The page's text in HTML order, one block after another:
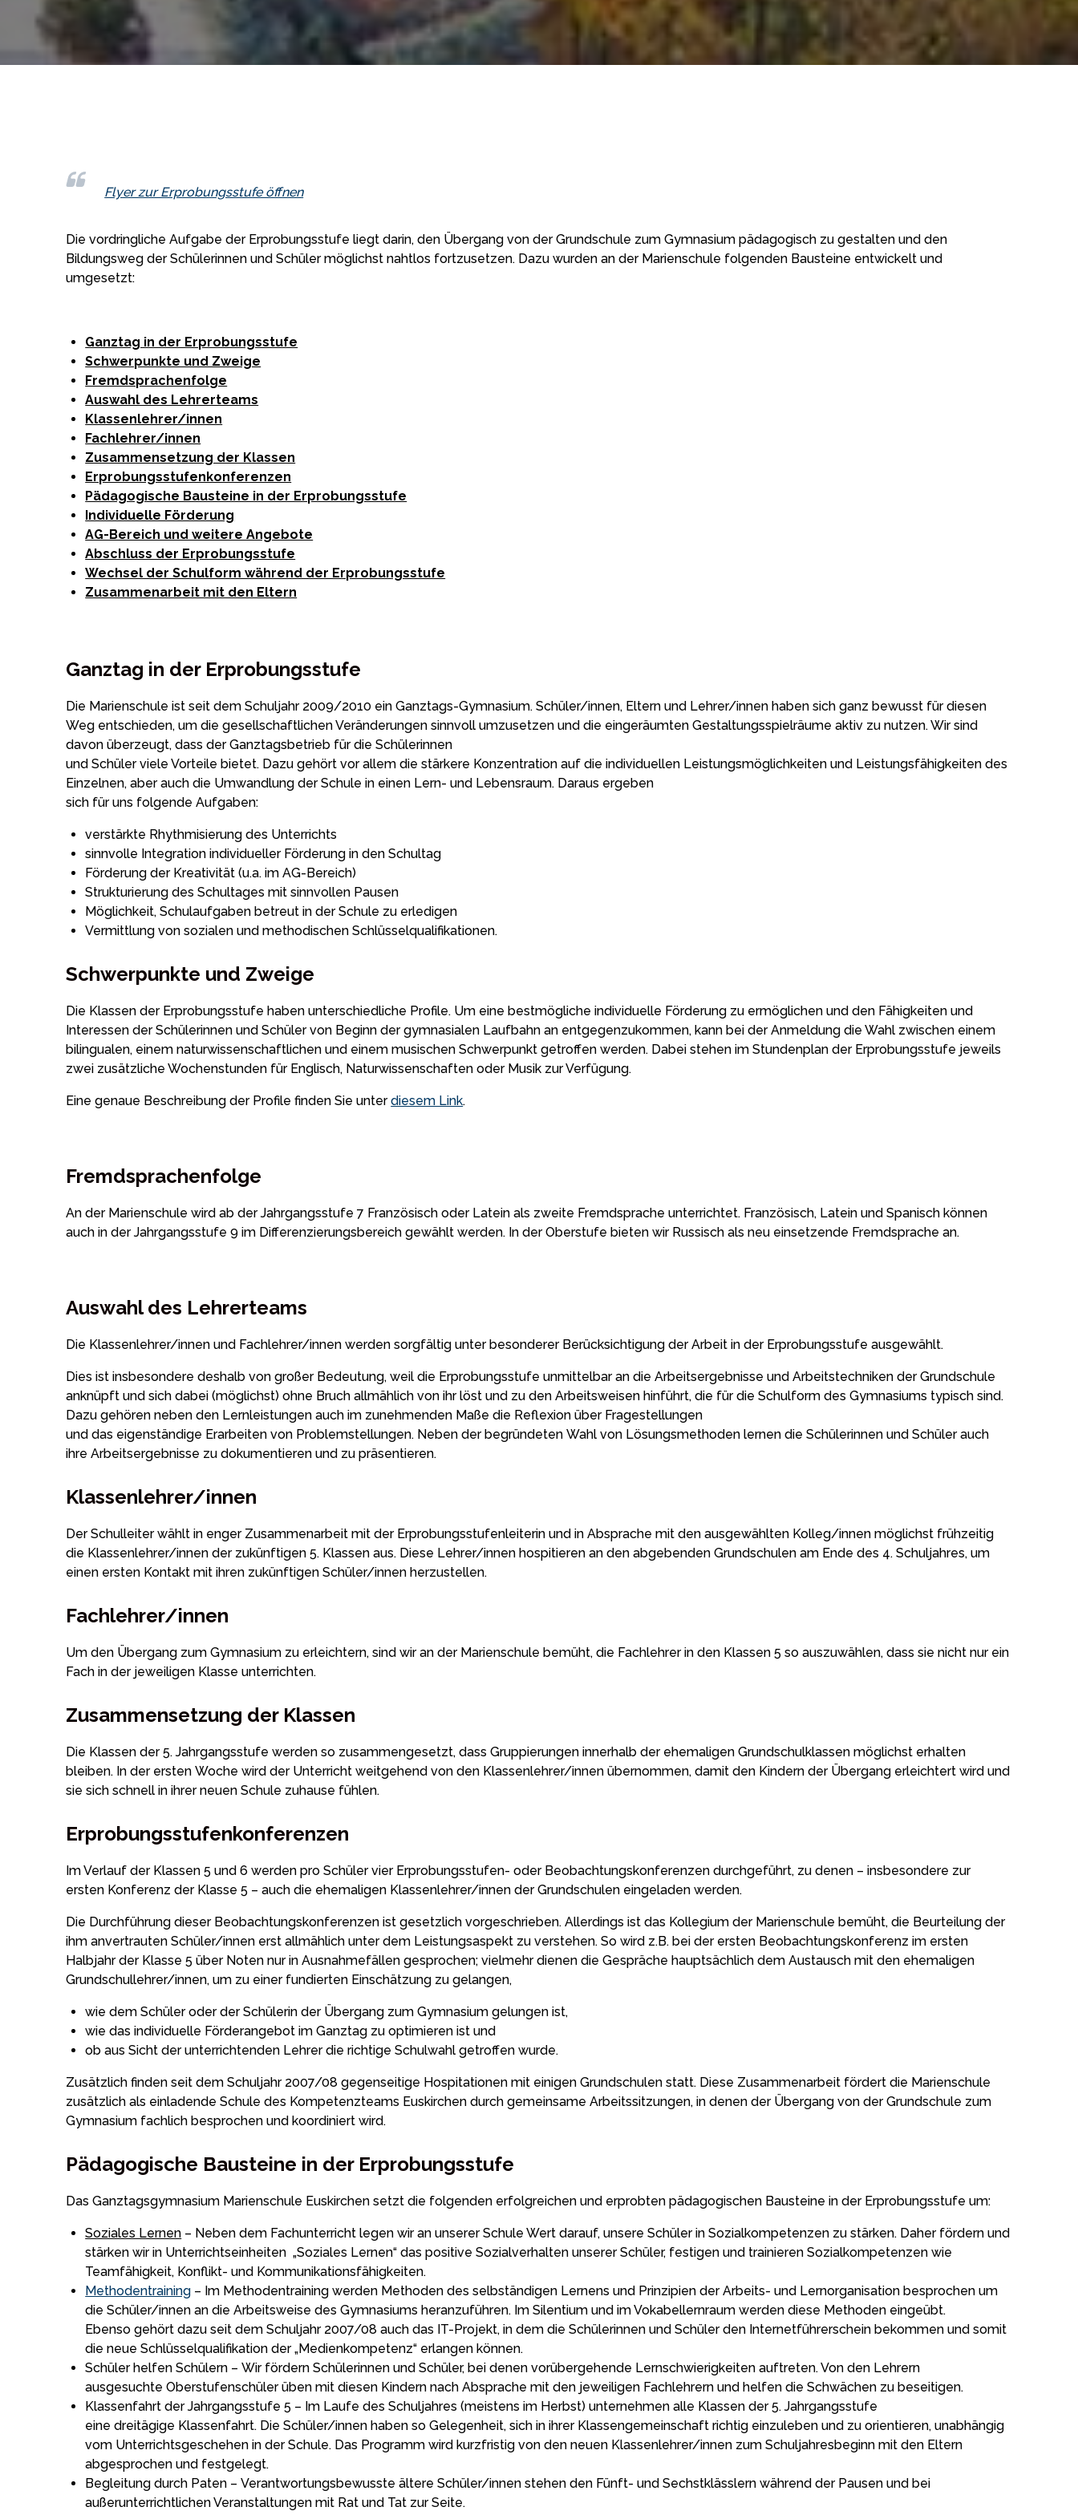
Flyer zur Erprobungsstufe öffnen
Die vordringliche Aufgabe der Erprobungsstufe liegt darin, den Übergang von der Grundschule zum Gymnasium pädagogisch zu gestalten und den
Bildungsweg der Schülerinnen und Schüler möglichst nahtlos fortzusetzen. Dazu wurden an der Marienschule folgenden Bausteine entwickelt und
umgesetzt:
Ganztag in der Erprobungsstufe
Schwerpunkte und Zweige
Fremdsprachenfolge
Auswahl des Lehrerteams
Klassenlehrer/innen
Fachlehrer/innen
Zusammensetzung der Klassen
Erprobungsstufenkonferenzen
Pädagogische Bausteine in der Erprobungsstufe
Individuelle Förderung
AG-Bereich und weitere Angebote
Abschluss der Erprobungsstufe
Wechsel der Schulform während der Erprobungsstufe
Zusammenarbeit mit den Eltern
Ganztag in der Erprobungsstufe
Die Marienschule ist seit dem Schuljahr 2009/2010 ein Ganztags-Gymnasium. Schüler/innen, Eltern und Lehrer/innen haben sich ganz bewusst für diesen
Weg entschieden, um die gesellschaftlichen Veränderungen sinnvoll umzusetzen und die eingeräumten Gestaltungsspielräume aktiv zu nutzen. Wir sind
davon überzeugt, dass der Ganztagsbetrieb für die Schülerinnen
und Schüler viele Vorteile bietet. Dazu gehört vor allem die stärkere Konzentration auf die individuellen Leistungsmöglichkeiten und Leistungsfähigkeiten des
Einzelnen, aber auch die Umwandlung der Schule in einen Lern- und Lebensraum. Daraus ergeben
sich für uns folgende Aufgaben:
verstärkte Rhythmisierung des Unterrichts
sinnvolle Integration individueller Förderung in den Schultag
Förderung der Kreativität (u.a. im AG-Bereich)
Strukturierung des Schultages mit sinnvollen Pausen
Möglichkeit, Schulaufgaben betreut in der Schule zu erledigen
Vermittlung von sozialen und methodischen Schlüsselqualifikationen.
Schwerpunkte und Zweige
Die Klassen der Erprobungsstufe haben unterschiedliche Profile. Um eine bestmögliche individuelle Förderung zu ermöglichen und den Fähigkeiten und
Interessen der Schülerinnen und Schüler von Beginn der gymnasialen Laufbahn an entgegenzukommen, kann bei der Anmeldung die Wahl zwischen einem
bilingualen, einem naturwissenschaftlichen und einem musischen Schwerpunkt getroffen werden. Dabei stehen im Stundenplan der Erprobungsstufe jeweils
zwei zusätzliche Wochenstunden für Englisch, Naturwissenschaften oder Musik zur Verfügung.
Eine genaue Beschreibung der Profile finden Sie unterdiesem Link.
Fremdsprachenfolge
An der Marienschule wird ab der Jahrgangsstufe 7 Französisch oder Latein als zweite Fremdsprache unterrichtet. Französisch, Latein und Spanisch können
auch in der Jahrgangsstufe 9 im Differenzierungsbereich gewählt werden. In der Oberstufe bieten wir Russisch als neu einsetzende Fremdsprache an.
Auswahl des Lehrerteams
Die Klassenlehrer/innen und Fachlehrer/innen werden sorgfältig unter besonderer Berücksichtigung der Arbeit in der Erprobungsstufe ausgewählt.
Dies ist insbesondere deshalb von großer Bedeutung, weil die Erprobungsstufe unmittelbar an die Arbeitsergebnisse und Arbeitstechniken der Grundschule
anknüpft und sich dabei (möglichst) ohne Bruch allmählich von ihr löst und zu den Arbeitsweisen hinführt, die für die Schulform des Gymnasiums typisch sind.
Dazu gehören neben den Lernleistungen auch im zunehmenden Maße die Reflexion über Fragestellungen
und das eigenständige Erarbeiten von Problemstellungen. Neben der begründeten Wahl von Lösungsmethoden lernen die Schülerinnen und Schüler auch
ihre Arbeitsergebnisse zu dokumentieren und zu präsentieren.
Klassenlehrer/innen
Der Schulleiter wählt in enger Zusammenarbeit mit der Erprobungsstufenleiterin und in Absprache mit den ausgewählten Kolleg/innen möglichst frühzeitig
die Klassenlehrer/innen der zukünftigen 5. Klassen aus. Diese Lehrer/innen hospitieren an den abgebenden Grundschulen am Ende des 4. Schuljahres, um
einen ersten Kontakt mit ihren zukünftigen Schüler/innen herzustellen.
Fachlehrer/innen
Um den Übergang zum Gymnasium zu erleichtern, sind wir an der Marienschule bemüht, die Fachlehrer in den Klassen 5 so auszuwählen, dass sie nicht nur ein
Fach in der jeweiligen Klasse unterrichten.
Zusammensetzung der Klassen
Die Klassen der 5. Jahrgangsstufe werden so zusammengesetzt, dass Gruppierungen innerhalb der ehemaligen Grundschulklassen möglichst erhalten
bleiben. In der ersten Woche wird der Unterricht weitgehend von den Klassenlehrer/innen übernommen, damit den Kindern der Übergang erleichtert wird und
sie sich schnell in ihrer neuen Schule zuhause fühlen.
Erprobungsstufenkonferenzen
Im Verlauf der Klassen 5 und 6 werden pro Schüler vier Erprobungsstufen- oder Beobachtungskonferenzen durchgeführt, zu denen – insbesondere zur
ersten Konferenz der Klasse 5 – auch die ehemaligen Klassenlehrer/innen der Grundschulen eingeladen werden.
Die Durchführung dieser Beobachtungskonferenzen ist gesetzlich vorgeschrieben. Allerdings ist das Kollegium der Marienschule bemüht, die Beurteilung der
ihm anvertrauten Schüler/innen erst allmählich unter dem Leistungsaspekt zu verstehen. So wird z.B. bei der ersten Beobachtungskonferenz im ersten
Halbjahr der Klasse 5 über Noten nur in Ausnahmefällen gesprochen; vielmehr dienen die Gespräche hauptsächlich dem Austausch mit den ehemaligen
Grundschullehrer/innen, um zu einer fundierten Einschätzung zu gelangen,
wie dem Schüler oder der Schülerin der Übergang zum Gymnasium gelungen ist,
wie das individuelle Förderangebot im Ganztag zu optimieren ist und
ob aus Sicht der unterrichtenden Lehrer die richtige Schulwahl getroffen wurde.
Zusätzlich finden seit dem Schuljahr 2007/08 gegenseitige Hospitationen mit einigen Grundschulen statt. Diese Zusammenarbeit fördert die Marienschule
zusätzlich als einladende Schule des Kompetenzteams Euskirchen durch gemeinsame Arbeitssitzungen, in denen der Übergang von der Grundschule zum
Gymnasium fachlich besprochen und koordiniert wird.
Pädagogische Bausteine in der Erprobungsstufe
Das Ganztagsgymnasium Marienschule Euskirchen setzt die folgenden erfolgreichen und erprobten pädagogischen Bausteine in der Erprobungsstufe um:
Soziales Lernen – Neben dem Fachunterricht legen wir an unserer Schule Wert darauf, unsere Schüler in Sozialkompetenzen zu stärken. Daher fördern und
stärken wir in Unterrichtseinheiten „Soziales Lernen“ das positive Sozialverhalten unserer Schüler, festigen und trainieren Sozialkompetenzen wie
Teamfähigkeit, Konflikt- und Kommunikationsfähigkeiten.
Methodentraining – Im Methodentraining werden Methoden des selbständigen Lernens und Prinzipien der Arbeits- und Lernorganisation besprochen um
die Schüler/innen an die Arbeitsweise des Gymnasiums heranzuführen. Im Silentium und im Vokabellernraum werden diese Methoden eingeübt.
Ebenso gehört dazu seit dem Schuljahr 2007/08 auch das IT-Projekt, in dem die Schülerinnen und Schüler den Internetführerschein bekommen und somit
die neue Schlüsselqualifikation der „Medienkompetenz“ erlangen können.
Schüler helfen Schülern – Wir fördern Schülerinnen und Schüler, bei denen vorübergehende Lernschwierigkeiten auftreten. Von den Lehrern
ausgesuchte Oberstufenschüler üben mit diesen Kindern nach Absprache mit den jeweiligen Fachlehrern und helfen die Schwächen zu beseitigen.
Klassenfahrt der Jahrgangsstufe 5 – Im Laufe des Schuljahres (meistens im Herbst) unternehmen alle Klassen der 5. Jahrgangsstufe
eine dreitägige Klassenfahrt. Die Schüler/innen haben so Gelegenheit, sich in ihrer Klassengemeinschaft richtig einzuleben und zu orientieren, unabhängig
vom Unterrichtsgeschehen in der Schule. Das Programm wird kurzfristig von den neuen Klassenlehrer/innen zum Schuljahresbeginn mit den Eltern
abgesprochen und festgelegt.
Begleitung durch Paten – Verantwortungsbewusste ältere Schüler/innen stehen den Fünft- und Sechstklässlern während der Pausen und bei
außerunterrichtlichen Veranstaltungen mit Rat und Tat zur Seite.